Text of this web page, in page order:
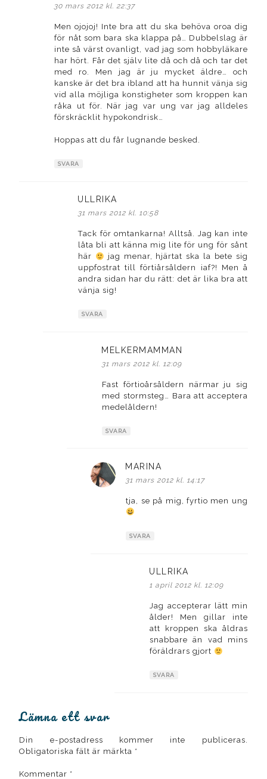
30 mars 2012 kl. 22:37
Men ojojoj! Inte bra att du ska behöva oroa dig
för nåt som bara ska klappa på… Dubbelslag är
inte så värst ovanligt, vad jag som hobbyläkare
har hört. Får det själv lite då och då och tar det
med ro. Men jag är ju mycket äldre… och
kanske är det bra ibland att ha hunnit vänja sig
vid alla möjliga konstigheter som kroppen kan
råka ut för. När jag var ung var jag alldeles
förskräcklit hypokondrisk…
Hoppas att du får lugnande besked.
SVARA
ULLRIKA
31 mars 2012 kl. 10:58
Tack för omtankarna! Alltså. Jag kan inte
låta bli att känna mig lite för ung för sånt
här
jag menar, hjärtat ska la bete sig
uppfostrat till förtiårsåldern iaf?! Men å
andra sidan har du rätt: det är lika bra att
vänja sig!
SVARA
MELKERMAMMAN
31 mars 2012 kl. 12:09
Fast förtioårsåldern närmar ju sig
med stormsteg… Bara att acceptera
medelåldern!
SVARA
MARINA
31 mars 2012 kl. 14:17
tja, se på mig, fyrtio men ung
SVARA
ULLRIKA
1 april 2012 kl. 12:09
Jag accepterar lätt min
ålder! Men gillar inte
att kroppen ska åldras
snabbare än vad mins
föräldrars gjort
SVARA
Lämna ett svar
Din e-postadress kommer inte publiceras.
Obligatoriska fält är märkta *
Kommentar *